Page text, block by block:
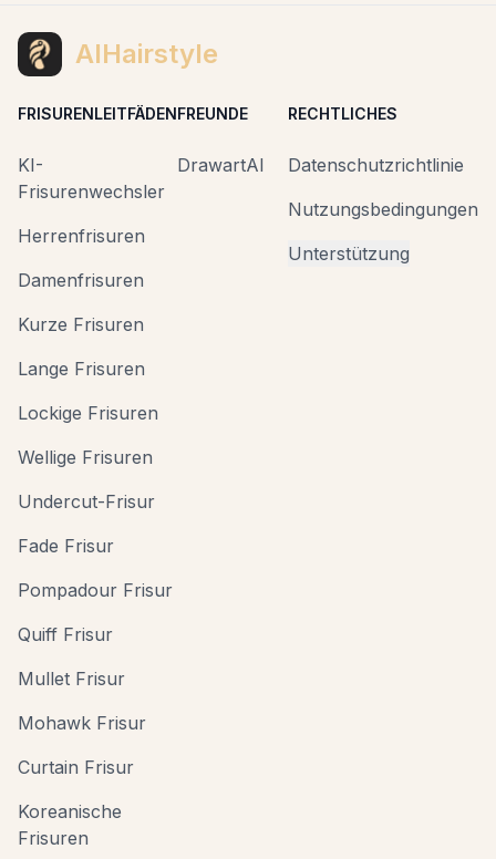
AIHairstyle
FRISURENLEITFÄDEN
KI-
Frisurenwechsler
Herrenfrisuren
Damenfrisuren
Kurze Frisuren
Lange Frisuren
Lockige Frisuren
Wellige Frisuren
Undercut-Frisur
Fade Frisur
Pompadour Frisur
Quiff Frisur
Mullet Frisur
Mohawk Frisur
Curtain Frisur
Koreanische
Frisuren
FREUNDE
DrawartAI
RECHTLICHES
Datenschutzrichtlinie
Nutzungsbedingungen
Unterstützung